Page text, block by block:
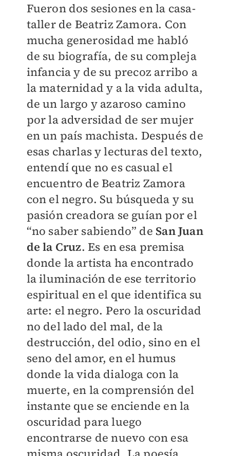
Fueron dos sesiones en la casa-
taller de Beatriz Zamora. Con
mucha generosidad me habló
de su biografía, de su compleja
infancia y de su precoz arribo a
la maternidad y a la vida adulta,
de un largo y azaroso camino
por la adversidad de ser mujer
en un país machista. Después de
esas charlas y lecturas del texto,
entendí que no es casual el
encuentro de Beatriz Zamora
con el negro. Su búsqueda y su
pasión creadora se guían por el
“no saber sabiendo” de San Juan
de la Cruz. Es en esa premisa
donde la artista ha encontrado
la iluminación de ese territorio
espiritual en el que identifica su
arte: el negro. Pero la oscuridad
no del lado del mal, de la
destrucción, del odio, sino en el
seno del amor, en el humus
donde la vida dialoga con la
muerte, en la comprensión del
instante que se enciende en la
oscuridad para luego
encontrarse de nuevo con esa